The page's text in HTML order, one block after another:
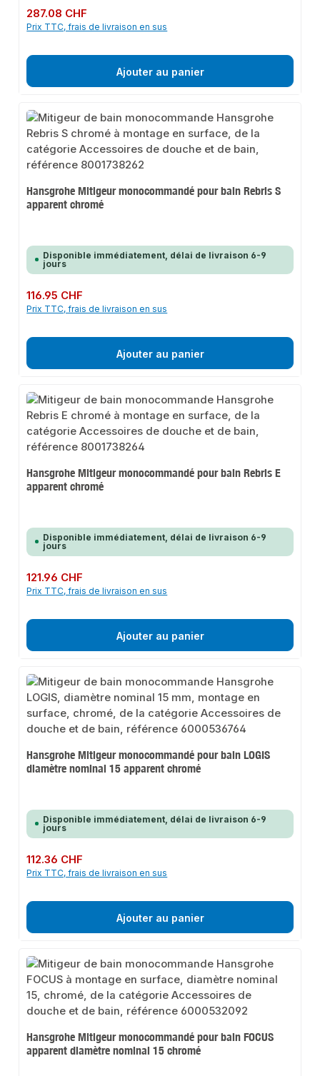
Prix régulier :
287.08 CHF
Prix TTC, frais de livraison en sus
Ajouter au panier
Hansgrohe Mitigeur monocommandé pour bain Rebris S
apparent chromé
Disponible immédiatement, délai de livraison 6-9
jours
Prix régulier :
116.95 CHF
Prix TTC, frais de livraison en sus
Ajouter au panier
Hansgrohe Mitigeur monocommandé pour bain Rebris E
apparent chromé
Disponible immédiatement, délai de livraison 6-9
jours
Prix régulier :
121.96 CHF
Prix TTC, frais de livraison en sus
Ajouter au panier
Hansgrohe Mitigeur monocommandé pour bain LOGIS
diamètre nominal 15 apparent chromé
Disponible immédiatement, délai de livraison 6-9
jours
Prix régulier :
112.36 CHF
Prix TTC, frais de livraison en sus
Ajouter au panier
Hansgrohe Mitigeur monocommandé pour bain FOCUS
apparent diamètre nominal 15 chromé